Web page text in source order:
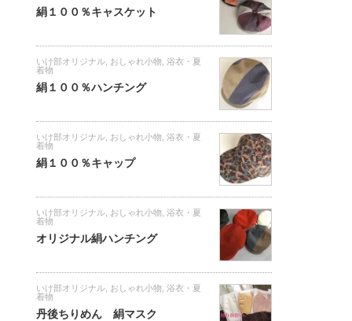
絹１００％キャスケット
いけ部オリジナル おしゃれ小物 浴衣・夏
着物
絹１００％ハンチング
いけ部オリジナル おしゃれ小物 浴衣・夏
着物
絹１００％キャップ
いけ部オリジナル おしゃれ小物 浴衣・夏
着物
オリジナル絹ハンチング
いけ部オリジナル おしゃれ小物 浴衣・夏
着物
丹後ちりめん 絹マスク